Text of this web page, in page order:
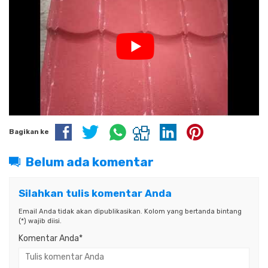
Bagikan ke
Belum ada komentar
Silahkan tulis komentar Anda
Email Anda tidak akan dipublikasikan. Kolom yang bertanda bintang
(*) wajib diisi.
Komentar Anda*